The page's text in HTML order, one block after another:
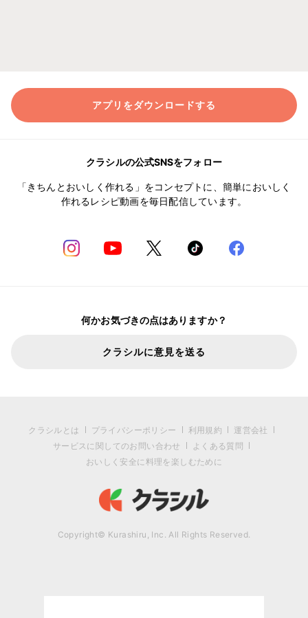
アプリをダウンロードする
クラシルの公式SNSをフォロー
「きちんとおいしく作れる」をコンセプトに、簡単においしく
作れるレシピ動画を毎日配信しています。
何かお気づきの点はありますか？
クラシルに意見を送る
クラシルとは プライバシーポリシー 利用規約
運営会社
サービスに関してのお問い合わせ
よくある質問
おいしく安全に料理を楽しむために
Copyright© Kurashiru, Inc. All Rights Reserved.